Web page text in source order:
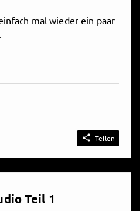
mal wieder ein paar
 Teilen
Teil 1